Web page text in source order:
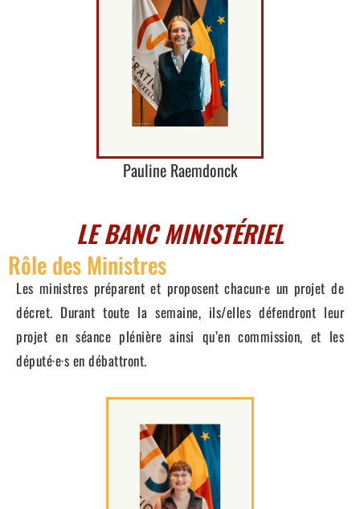
Pauline Raemdonck
LE BANC MINISTÉRIEL
Rôle des Ministres
Les ministres préparent et proposent chacun·e un projet de
décret. Durant toute la semaine, ils/elles défendront leur
projet en séance plénière ainsi qu’en commission, et les
député·e·s en débattront.